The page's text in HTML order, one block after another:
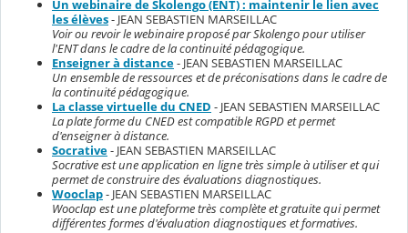
Un webinaire de Skolengo (ENT) : maintenir le lien avec
les élèves- JEAN SEBASTIEN MARSEILLAC
Voir ou revoir le webinaire proposé par Skolengo pour utiliser
l'ENT dans le cadre de la continuité pédagogique.
Enseigner à distance- JEAN SEBASTIEN MARSEILLAC
Un ensemble de ressources et de préconisations dans le cadre de
la continuité pédagogique.
La classe virtuelle du CNED - JEAN SEBASTIEN MARSEILLAC
La plate forme du CNED est compatible RGPD et permet
d'enseigner à distance.
Socrative- JEAN SEBASTIEN MARSEILLAC
Socrative est une application en ligne très simple à utiliser et qui
permet de construire des évaluations diagnostiques.
Wooclap- JEAN SEBASTIEN MARSEILLAC
Wooclap est une plateforme très complète et gratuite qui permet
différentes formes d'évaluation diagnostiques et formatives.